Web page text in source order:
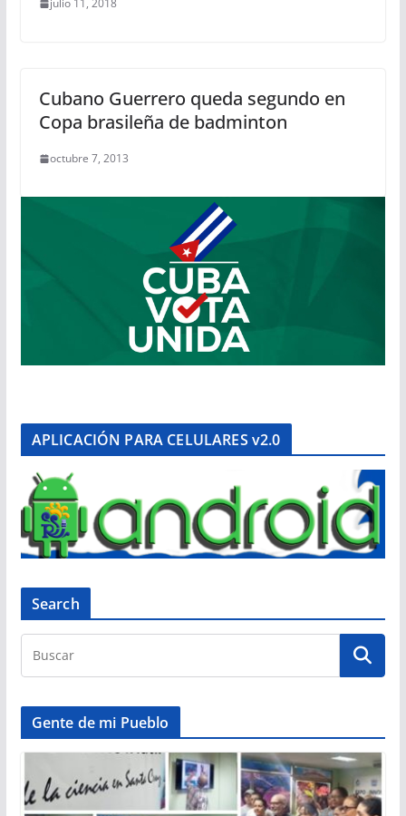
julio 11, 2018
Cubano Guerrero queda segundo en
Copa brasileña de badminton
octubre 7, 2013
APLICACIÓN PARA CELULARES v2.0
Search
Gente de mi Pueblo